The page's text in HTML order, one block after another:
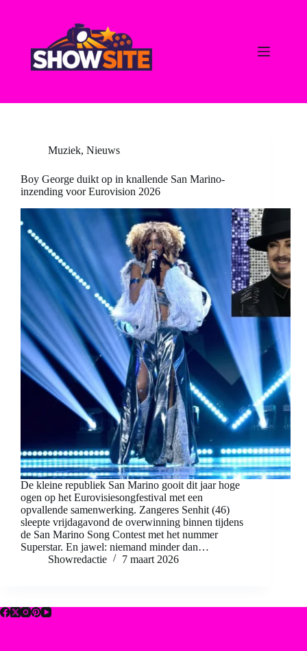
Muziek, Nieuws
Boy George duikt op in knallende San Marino-
inzending voor Eurovision 2026
De kleine republiek San Marino gooit dit jaar hoge
ogen op het Eurovisiesongfestival met een
opvallende samenwerking. Zangeres Senhit (46)
sleepte vrijdagavond de overwinning binnen tijdens
de San Marino Song Contest met het nummer
Superstar. En jawel: niemand minder dan…
Showredactie
7 maart 2026